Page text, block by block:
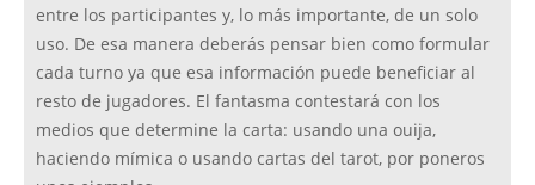
entre los participantes y, lo más importante, de un solo
uso. De esa manera deberás pensar bien como formular
cada turno ya que esa información puede beneficiar al
resto de jugadores. El fantasma contestará con los
medios que determine la carta: usando una ouija,
haciendo mímica o usando cartas del tarot, por poneros